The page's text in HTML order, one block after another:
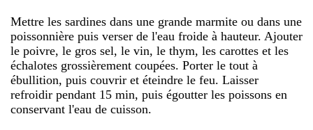
Mettre les sardines dans une grande marmite ou dans une
poissonnière puis verser de l'eau froide à hauteur. Ajouter
le poivre, le gros sel, le vin, le thym, les carottes et les
échalotes grossièrement coupées. Porter le tout à
ébullition, puis couvrir et éteindre le feu. Laisser
refroidir pendant 15 min, puis égoutter les poissons en
conservant l'eau de cuisson.